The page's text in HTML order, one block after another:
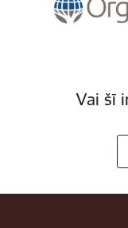
Vai šī